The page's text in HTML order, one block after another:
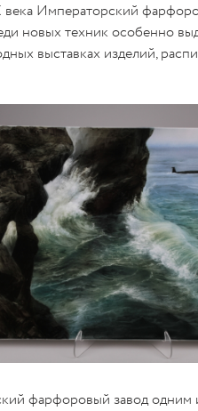
Императорский
новых техник особенно
выставках изделий,
фарфоровый завод одним